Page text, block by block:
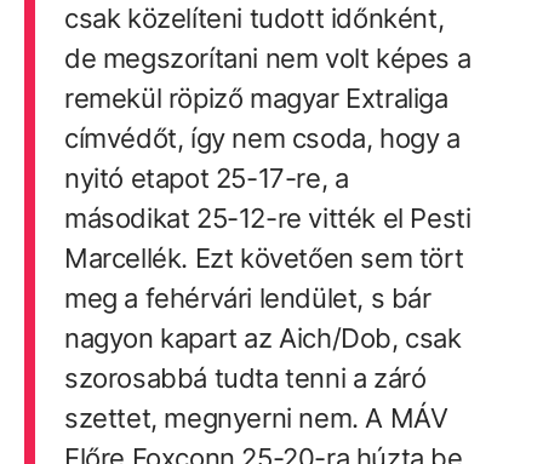
csak közelíteni tudott időnként,
de megszorítani nem volt képes a
remekül röpiző magyar Extraliga
címvédőt, így nem csoda, hogy a
nyitó etapot 25-17-re, a
másodikat 25-12-re vitték el Pesti
Marcellék. Ezt követően sem tört
meg a fehérvári lendület, s bár
nagyon kapart az Aich/Dob, csak
szorosabbá tudta tenni a záró
szettet, megnyerni nem. A MÁV
Előre Foxconn 25-20-ra húzta be